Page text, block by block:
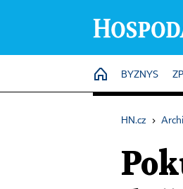
HOME
BYZNYS
HN.cz ›